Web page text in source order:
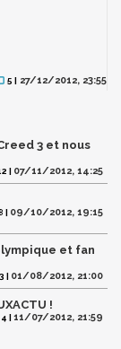
5 | 27/12/2012, 23:55
3 et nous
| 07/11/2012, 14:25
| 09/10/2012, 19:15
et fan
3 | 01/08/2012, 21:00
!
4 | 11/07/2012, 21:59